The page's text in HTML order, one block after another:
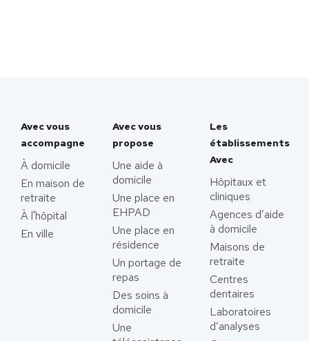
Avec vous
accompagne
À domicile
En maison de
retraite
À l'hôpital
En ville
Avec vous
propose
Une aide à
domicile
Une place en
EHPAD
Une place en
résidence
Un portage de
repas
Des soins à
domicile
Une
Les
établissements
Avec
Hôpitaux et
cliniques
Agences d’aide
à domicile
Maisons de
retraite
Centres
dentaires
Laboratoires
d’analyses